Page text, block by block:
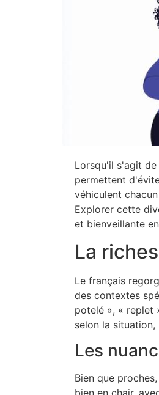
Lorsqu'il s'agit
permettent
véhiculent
Explorer cette
et bienveillante
La
Le français
des contextes
potelé », « replet
selon la
Les
Bien que